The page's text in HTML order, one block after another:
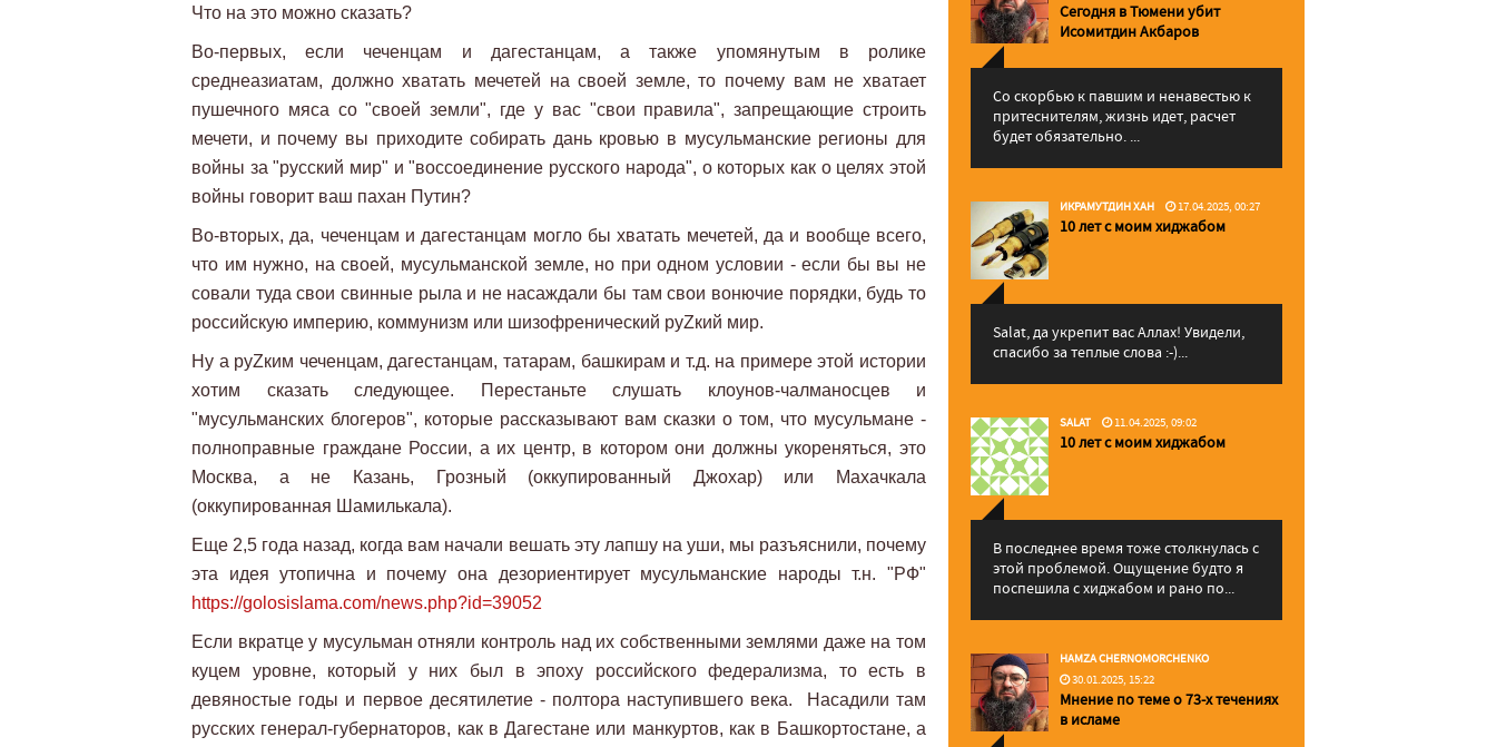
Что на это можно сказать?
Во-первых, если чеченцам и дагестанцам, а также упомянутым в ролике
среднеазиатам, должно хватать мечетей на своей земле, то почему вам не хватает
пушечного мяса со "своей земли", где у вас "свои правила", запрещающие строить
мечети, и почему вы приходите собирать дань кровью в мусульманские регионы для
войны за "русский мир" и "воссоединение русского народа", о которых как о целях этой
войны говорит ваш пахан Путин?
Во-вторых, да, чеченцам и дагестанцам могло бы хватать мечетей, да и вообще всего,
что им нужно, на своей, мусульманской земле, но при одном условии - если бы вы не
совали туда свои свинные рыла и не насаждали бы там свои вонючие порядки, будь то
российскую империю, коммунизм или шизофренический руZкий мир.
Ну а руZким чеченцам, дагестанцам, татарам, башкирам и т.д. на примере этой истории
хотим сказать следующее. Перестаньте слушать клоунов-чалманосцев и
"мусульманских блогеров", которые рассказывают вам сказки о том, что мусульмане -
полноправные граждане России, а их центр, в котором они должны укореняться, это
Москва, а не Казань, Грозный (оккупированный Джохар) или Махачкала
(оккупированная Шамилькала).
Еще 2,5 года назад, когда вам начали вешать эту лапшу на уши, мы разъяснили, почему
эта идея утопична и почему она дезориентирует мусульманские народы т.н. "РФ"
https://golosislama.com/news.php?id=39052
Если вкратце у мусульман отняли контроль над их собственными землями даже на том
куцем уровне, который у них был в эпоху российского федерализма, то есть в
девяностые годы и первое десятилетие - полтора наступившего века. Насадили там
русских генерал-губернаторов, как в Дагестане или манкуртов, как в Башкортостане, а
Сегодня в Тюмени убит
Исомитдин Акбаров
Со скорбью к павшим и ненавестью к
притеснителям, жизнь идет, расчет
будет обязательно. ...
ИКРАМУТДИН ХАН 17.04.2025, 00:27
10 лет с моим хиджабом
Salat, да укрепит вас Аллаx! Увидели,
спасибо за теплые слова :-)...
SALAT 11.04.2025, 09:02
10 лет с моим хиджабом
В последнее время тоже столкнулась с
этой проблемой. Ощущение будто я
поспешила с хиджабом и рано по...
HAMZA CHERNOMORCHENKO
30.01.2025, 15:22
Мнение по теме о 73-х течениях
в исламе